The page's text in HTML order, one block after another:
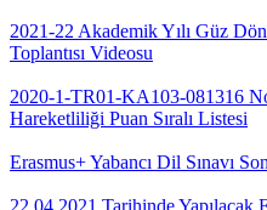
2021-22 Akademik Yılı Güz
Toplantısı Videosu
2020-1-TR01-KA103-081316
Hareketliliği Puan Sıralı Listesi
Erasmus+ Yabancı Dil Sınavı
22.04.2021 Tarihinde Yapılacak